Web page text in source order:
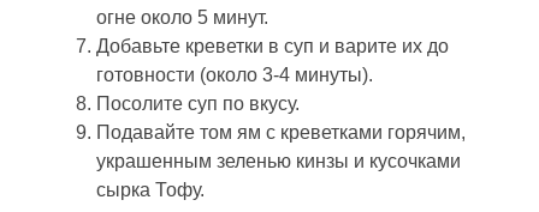
огне около 5 минут.
Добавьте креветки в суп и варите их до
готовности (около 3-4 минуты).
Посолите суп по вкусу.
Подавайте том ям с креветками горячим,
украшенным зеленью кинзы и кусочками
сырка Тофу.